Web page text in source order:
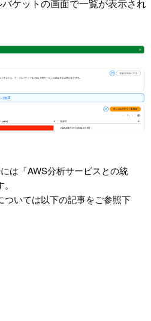
ケットの画面で一覧が表示され
は「AWS分析サービスとの統
ついては以下の記事をご参照下